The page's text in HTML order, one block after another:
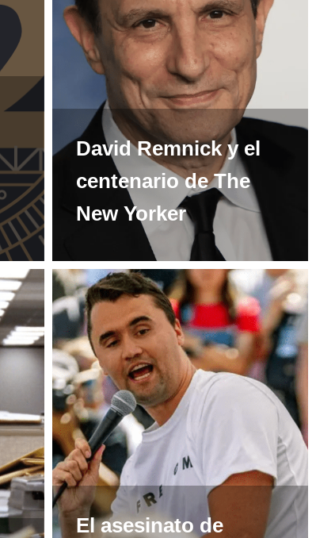
David Remnick y el
centenario de The
New Yorker
El asesinato de